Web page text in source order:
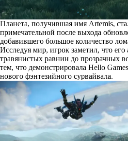
Планета, получившая имя Artemis,
примечательной после выхода
добавившего большое количество
Исследуя мир, игрок заметил, что
травянистых равнин до прозрачных
тем, что демонстрировала Hello
нового фэнтезийного сурвайвала.